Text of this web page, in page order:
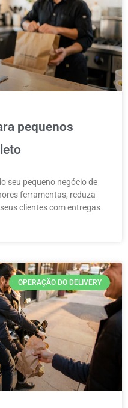
pequenos
seu pequeno negócio de
ferramentas, reduza
clientes com entregas
OPERAÇÃO DO DELIVERY